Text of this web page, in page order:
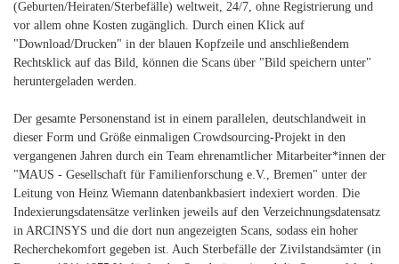
(Geburten/Heiraten/Sterbefälle) weltweit, 24/7, ohne Registrierung und
vor allem ohne Kosten zugänglich. Durch einen Klick auf
"Download/Drucken" in der blauen Kopfzeile und anschließendem
Rechtsklick auf das Bild, können die Scans über "Bild speichern unter"
heruntergeladen werden.
Der gesamte Personenstand ist in einem parallelen, deutschlandweit in
dieser Form und Größe einmaligen Crowdsourcing-Projekt in den
vergangenen Jahren durch ein Team ehrenamtlicher Mitarbeiter*innen der
"MAUS - Gesellschaft für Familienforschung e.V., Bremen" unter der
Leitung von Heinz Wiemann datenbankbasiert indexiert worden. Die
Indexierungsdatensätze verlinken jeweils auf den Verzeichnungsdatensatz
in ARCINSYS und die dort nun angezeigten Scans, sodass ein hoher
Recherchekomfort gegeben ist. Auch Sterbefälle der Zivilstandsämter (in